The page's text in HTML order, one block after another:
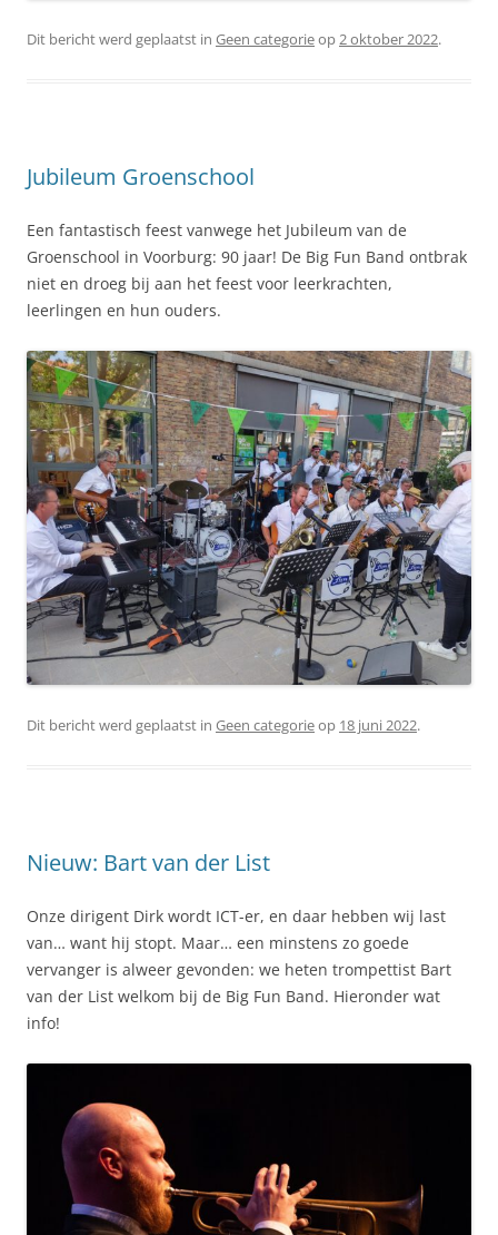
Dit bericht werd geplaatst in Geen categorieop2 oktober 2022.
Jubileum Groenschool
Een fantastisch feest vanwege het Jubileum van de
Groenschool in Voorburg: 90 jaar! De Big Fun Band ontbrak
niet en droeg bij aan het feest voor leerkrachten,
leerlingen en hun ouders.
Dit bericht werd geplaatst in Geen categorieop 18 juni 2022.
Nieuw: Bart van der List
Onze dirigent Dirk wordt ICT-er, en daar hebben wij last
van… want hij stopt. Maar… een minstens zo goede
vervanger is alweer gevonden: we heten trompettist Bart
van der List welkom bij de Big Fun Band. Hieronder wat
info!